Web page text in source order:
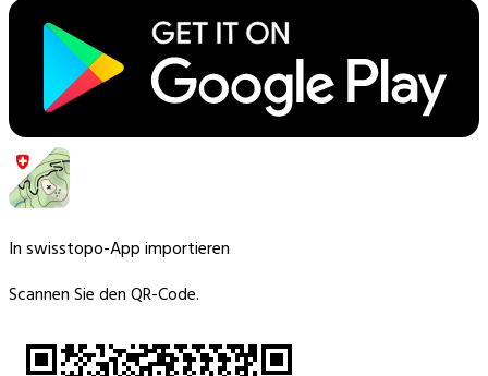
In swisstopo-App importieren
Scannen Sie den QR-Code.